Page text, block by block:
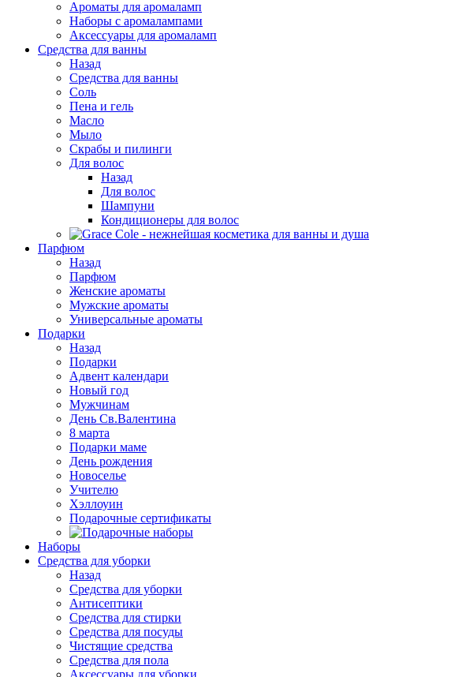
Ароматы для аромаламп
Наборы с аромалампами
Аксессуары для аромаламп
Средства для ванны
Назад
Средства для ванны
Соль
Пена и гель
Масло
Мыло
Скрабы и пилинги
Для волос
Назад
Для волос
Шампуни
Кондиционеры для волос
Парфюм
Назад
Парфюм
Женские ароматы
Мужские ароматы
Универсальные ароматы
Подарки
Назад
Подарки
Адвент календари
Новый год
Мужчинам
День Св.Валентина
8 марта
Подарки маме
День рождения
Новоселье
Учителю
Хэллоуин
Подарочные сертификаты
Наборы
Средства для уборки
Назад
Средства для уборки
Антисептики
Средства для стирки
Средства для посуды
Чистящие средства
Средства для пола
Аксессуары для уборки